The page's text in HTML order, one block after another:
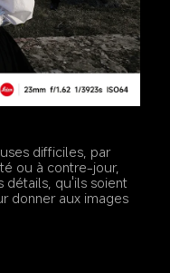
difficiles, par
ou à contre-jour,
détails, qu'ils soient
donner aux images